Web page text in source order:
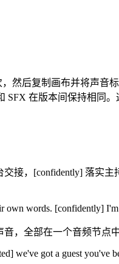
然后复制画布并将声
在版本间保持相同。
接，[confidently] 落实
own words. [confidently]
，全部在一个音频节点
we've got a guest you've